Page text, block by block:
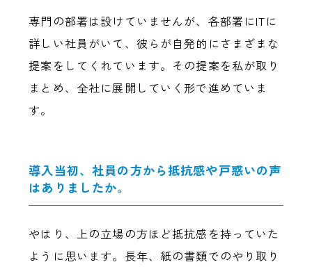
専門の部署は設けていませんが、各部署にITに
詳しい社員がいて、彼らが自発的にさまざまな
提案をしてくれています。その提案を私が取り
まとめ、全社に展開していく形で進めていま
す。
導入当初、社員の方から抵抗感や戸惑いの声
はありましたか。
やはり、上の立場の方ほど抵抗感を持っていた
ように思います。長年、紙の書類でのやり取り